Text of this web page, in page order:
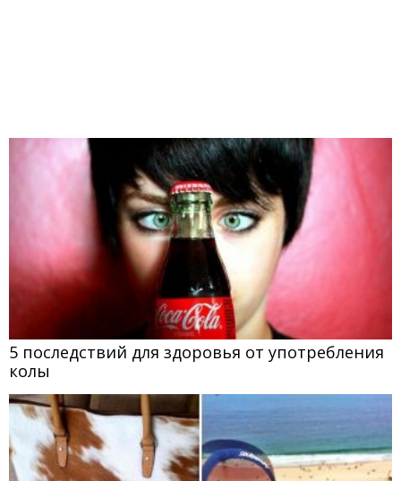
5 последствий для здоровья от употребления
колы